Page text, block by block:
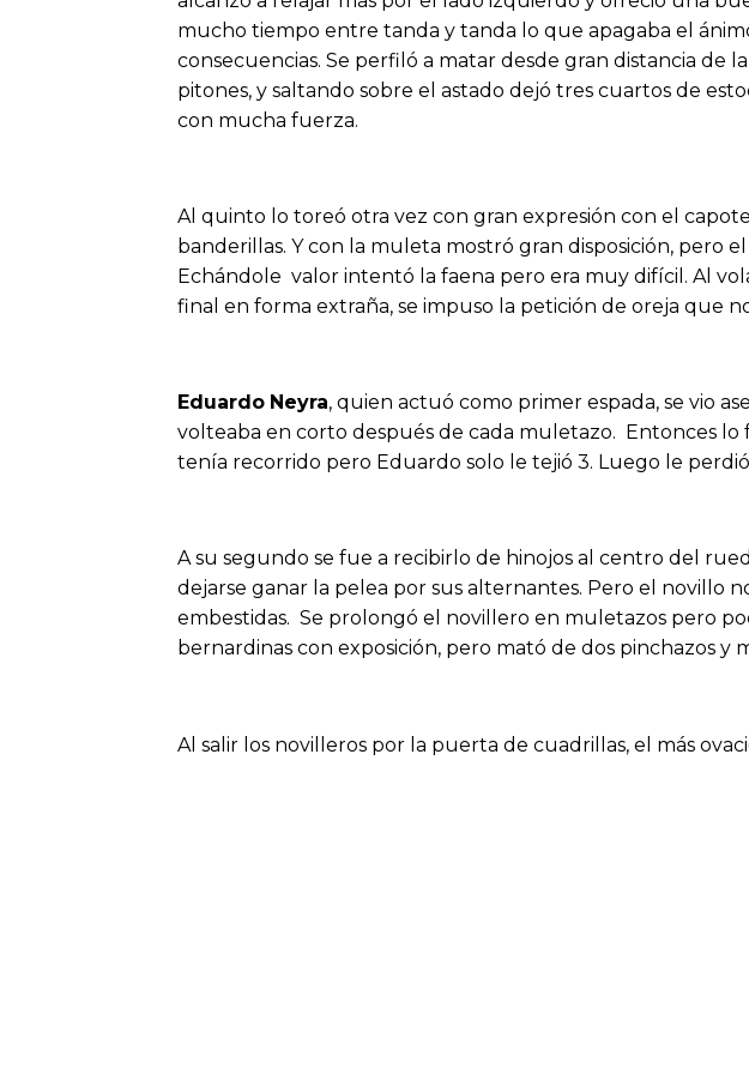
mucho tiempo entre tanda y tanda lo que apagaba el
consecuencias. Se perfiló a matar desde gran distancia de
pitones, y saltando sobre el astado dejó tres cuartos de
con mucha fuerza.
Al quinto lo toreó otra vez con gran expresión con el
banderillas. Y con la muleta mostró gran disposición, pero
Echándole valor intentó la faena pero era muy difícil. Al
final en forma extraña, se impuso la petición de oreja que
Eduardo Neyra, quien actuó como primer espada, se vio
volteaba en corto después de cada muletazo. Entonces
tenía recorrido pero Eduardo solo le tejió 3. Luego le
A su segundo se fue a recibirlo de hinojos al centro del
dejarse ganar la pelea por sus alternantes. Pero el novillo
embestidas. Se prolongó el novillero en muletazos pero
bernardinas con exposición, pero mató de dos pinchazos y
Al salir los novilleros por la puerta de cuadrillas, el más